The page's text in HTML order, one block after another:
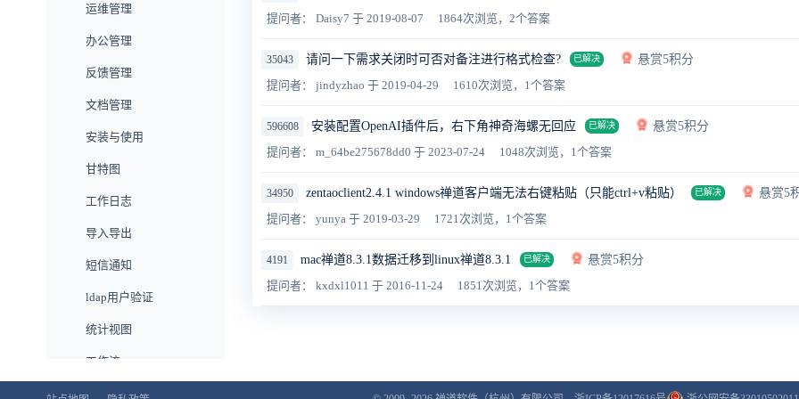
运维管理
办公管理
反馈管理
文档管理
安装与使用
甘特图
工作日志
导入导出
短信通知
ldap用户验证
统计视图
工作流
旗舰版功能
提问者： Daisy7 于 2019-08-07 1864次浏览，2个答案
35043 请问一下需求关闭时可否对备注进行格式检查? 已解决
悬赏5积分
提问者： jindyzhao 于 2019-04-29 1610次浏览，1个答案
596608 安装配置OpenAI插件后，右下角神奇海螺无回应 已解决
悬赏5积分
提问者： m_64be275678dd0 于 2023-07-24 1048次浏览，1个答案
34950 zentaoclient2.4.1 windows禅道客户端无法右键粘贴（只能ctrl+v粘贴） 已解决
悬赏5
提问者： yunya 于 2019-03-29 1721次浏览，1个答案
4191 mac禅道8.3.1数据迁移到linux禅道8.3.1 已解决
悬赏5积分
提问者： kxdxl1011 于 2016-11-24 1851次浏览，1个答案